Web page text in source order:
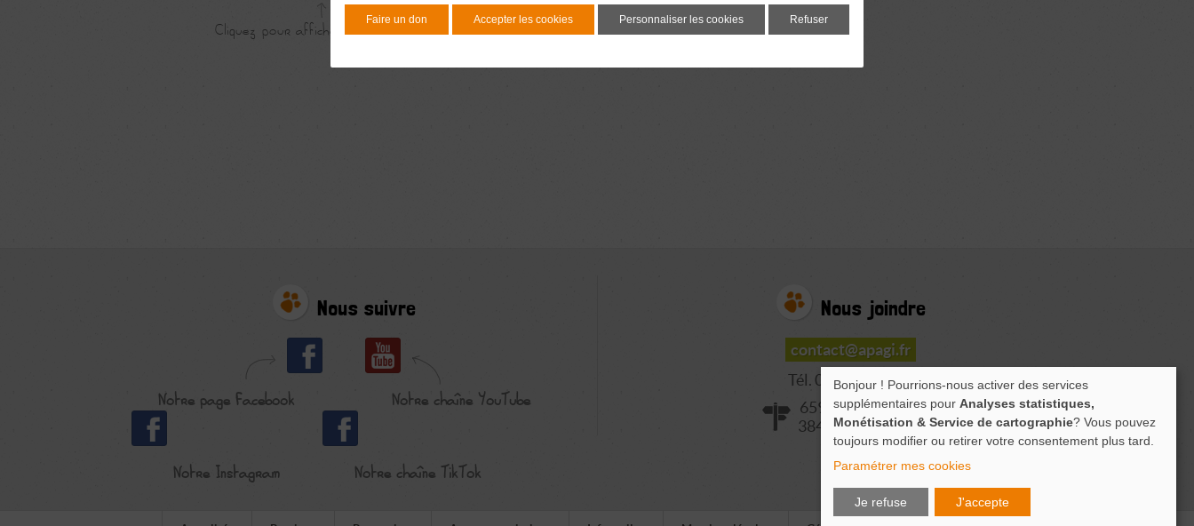
Nous suivre
Notre page Facebook Notre chaîne YouTube
Notre Instagram Notre chaîne TikTok
Nous joindre
contact@apagi.fr
Tél. 04 76 77 20 06
659 Route de L'Isère
38420 LE VERSOUD
Faire un don Accepter les cookies Personnaliser les cookies Refuser
Bonjour ! Pourrions-nous activer des services
supplémentaires pour Analyses statistiques,
Monétisation & Service de cartographie? Vous pouvez
toujours modifier ou retirer votre consentement plus tard.
Paramétrer mes cookies
Je refuse J'accepte